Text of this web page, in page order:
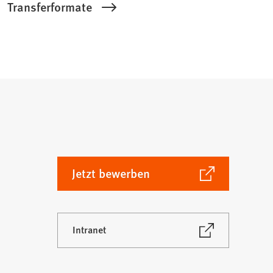
Transferformate
Jetzt bewerben
(Öffnet
in
neuen
Tab)Intranet
(Öffnet